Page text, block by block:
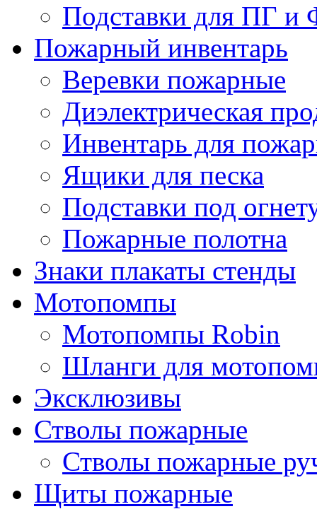
Подставки для ПГ и
Пожарный инвентарь
Веревки пожарные
Диэлектрическая
Инвентарь для
Ящики для песка
Подставки под
Пожарные полотна
Знаки плакаты стенды
Мотопомпы
Мотопомпы Robin
Шланги для
Эксклюзивы
Стволы пожарные
Стволы пожарные
Щиты пожарные